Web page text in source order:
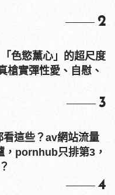
2
色慾薰心」的超尺度
槍實彈性愛、自慰、
3
看這些？av網站流量
，pornhub只排第3，
4